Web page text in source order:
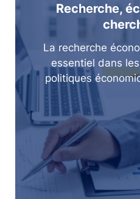
Recherche,
La recherche
essentiel dans
politiques